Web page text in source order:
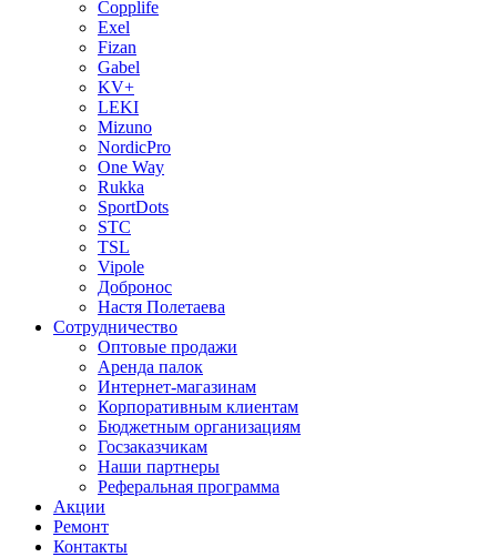
Copplife
Exel
Fizan
Gabel
KV+
LEKI
Mizuno
NordicPro
One Way
Rukka
SportDots
STC
TSL
Vipole
Добронос
Настя Полетаева
Сотрудничество
Оптовые продажи
Аренда палок
Интернет-магазинам
Корпоративным клиентам
Бюджетным организациям
Госзаказчикам
Наши партнеры
Реферальная программа
Акции
Ремонт
Контакты